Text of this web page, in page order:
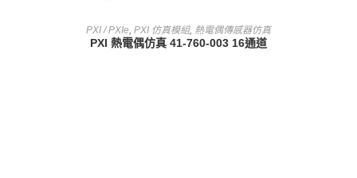
查看內容
PXI / PXIe, PXI 仿真模組, 熱電偶傳感器仿真
PXI 熱電偶仿真 41-760-003 16通道